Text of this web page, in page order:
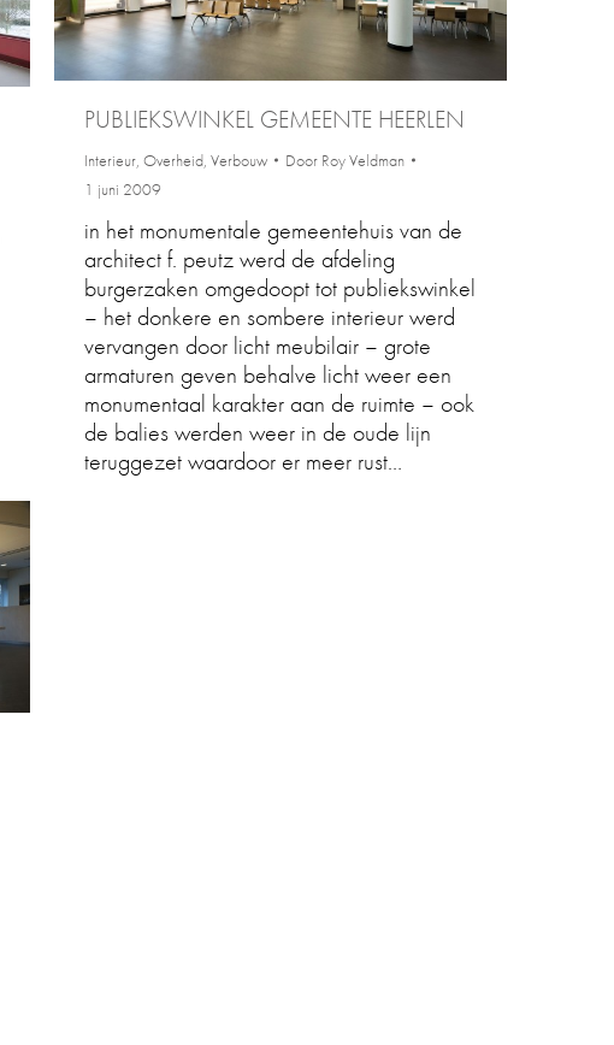
PUBLIEKSWINKEL GEMEENTE HEERLEN
Interieur, Overheid, Verbouw Door Roy Veldman
1 juni 2009
in het monumentale gemeentehuis van de
architect f. peutz werd de afdeling
burgerzaken omgedoopt tot publiekswinkel
– het donkere en sombere interieur werd
vervangen door licht meubilair – grote
armaturen geven behalve licht weer een
monumentaal karakter aan de ruimte – ook
de balies werden weer in de oude lijn
teruggezet waardoor er meer rust…